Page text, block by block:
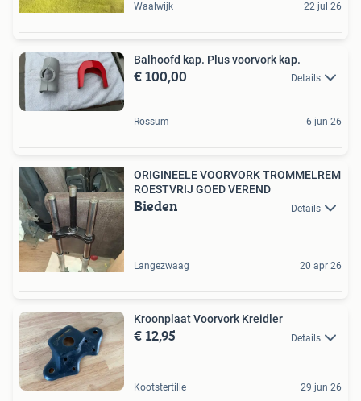
Waalwijk 22 jul 26
Balhoofd kap. Plus voorvork kap.
€ 100,00 Details
Rossum 6 jun 26
ORIGINEELE VOORVORK TROMMELREM
ROESTVRIJ GOED VEREND
Bieden Details
Langezwaag 20 apr 26
Kroonplaat Voorvork Kreidler
€ 12,95 Details
Kootstertille 29 jun 26